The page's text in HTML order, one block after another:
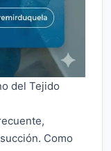
del Tejido
Como